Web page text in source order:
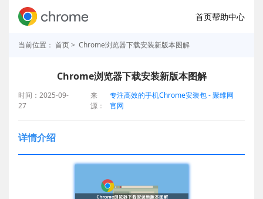
首页帮助中心
当前位置： 首页> Chrome浏览器下载安装新版本图解
Chrome浏览器下载安装新版本图解
时间：2025-09-
27
来
源：
专注高效的手机Chrome安装包 - 聚维网
官网
详情介绍